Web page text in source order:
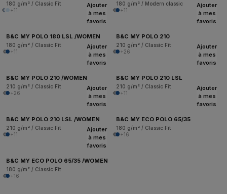
180 g/m² / Classic Fit
+11
180 g/m² / Modern classic
+11
Ajouter
à mes
favoris
B&C MY POLO 180 LSL /WOMEN
180 g/m² / Classic Fit
+11
Ajouter
à mes
favoris
B&C MY POLO 210
210 g/m² / Classic Fit
+26
Ajouter
à mes
favoris
B&C MY POLO 210 /WOMEN
210 g/m² / Classic Fit
+26
Ajouter
à mes
favoris
B&C MY POLO 210 LSL
210 g/m² / Classic Fit
+11
Ajouter
à mes
favoris
B&C MY POLO 210 LSL /WOMEN
210 g/m² / Classic Fit
+11
Ajouter
à mes
favoris
B&C MY ECO POLO 65/35
180 g/m² / Classic Fit
+16
Ajouter
à mes
favoris
B&C MY ECO POLO 65/35 /WOMEN
180 g/m² / Classic Fit
+16